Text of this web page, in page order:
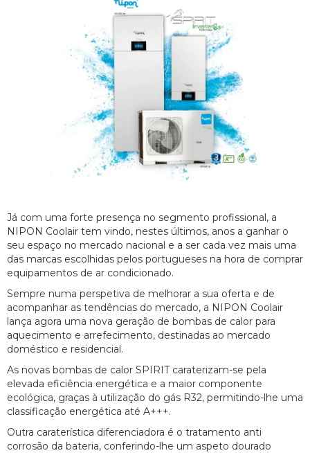
Já com uma forte presença no segmento profissional, a
NIPON Coolair tem vindo, nestes últimos, anos a ganhar o
seu espaço no mercado nacional e a ser cada vez mais uma
das marcas escolhidas pelos portugueses na hora de comprar
equipamentos de ar condicionado.
Sempre numa perspetiva de melhorar a sua oferta e de
acompanhar as tendências do mercado, a NIPON Coolair
lança agora uma nova geração de bombas de calor para
aquecimento e arrefecimento, destinadas ao mercado
doméstico e residencial.
As novas bombas de calor SPIRIT caraterizam-se pela
elevada eficiência energética e a maior componente
ecológica, graças à utilização do gás R32, permitindo-lhe uma
classificação energética até A+++.
Outra caraterística diferenciadora é o tratamento anti
corrosão da bateria, conferindo-lhe um aspeto dourado